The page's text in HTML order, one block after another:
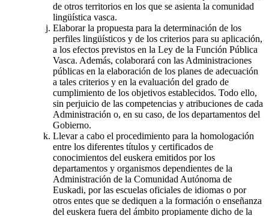
de otros territorios en los que se asienta la comunidad
lingüística vasca.
Elaborar la propuesta para la determinación de los
perfiles lingüísticos y de los criterios para su aplicación,
a los efectos previstos en la Ley de la Función Pública
Vasca. Además, colaborará con las Administraciones
públicas en la elaboración de los planes de adecuación
a tales criterios y en la evaluación del grado de
cumplimiento de los objetivos establecidos. Todo ello,
sin perjuicio de las competencias y atribuciones de cada
Administración o, en su caso, de los departamentos del
Gobierno.
Llevar a cabo el procedimiento para la homologación
entre los diferentes títulos y certificados de
conocimientos del euskera emitidos por los
departamentos y organismos dependientes de la
Administración de la Comunidad Autónoma de
Euskadi, por las escuelas oficiales de idiomas o por
otros entes que se dediquen a la formación o enseñanza
del euskera fuera del ámbito propiamente dicho de la